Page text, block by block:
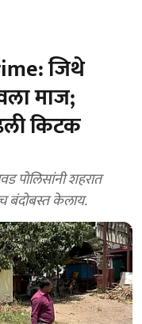
जिथे
माज;
किटक
पोलिसांनी शहरात
बंदोबस्त केलाय.